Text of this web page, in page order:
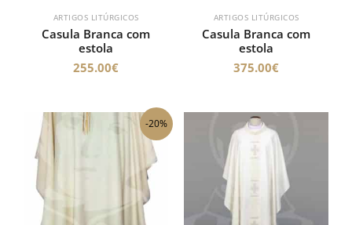
ARTIGOS LITÚRGICOS
Casula Branca com
estola
255.00€
ARTIGOS LITÚRGICOS
Casula Branca com
estola
375.00€
-20%
preço
275.00€.
O
preço
atual
220.00€.